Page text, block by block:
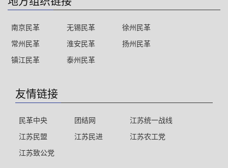
南京民革 无锡民革
徐州民革
常州民革
淮安民革
扬州民革
镇江民革
泰州民革
友情链接
民革中央 团结网
江苏统一战线
江苏民盟
江苏民进
江苏农工党
江苏致公党